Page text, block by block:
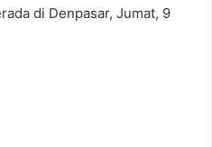
di Denpasar, Jumat, 9